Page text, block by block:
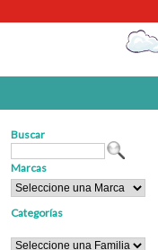
Buscar
Marcas
Categorías